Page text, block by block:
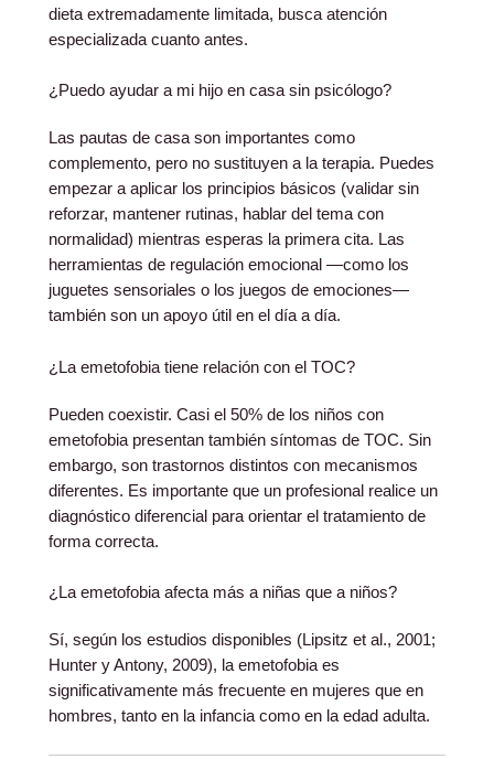
dieta extremadamente limitada, busca atención
especializada cuanto antes.
¿Puedo ayudar a mi hijo en casa sin psicólogo?
Las pautas de casa son importantes como
complemento, pero no sustituyen a la terapia. Puedes
empezar a aplicar los principios básicos (validar sin
reforzar, mantener rutinas, hablar del tema con
normalidad) mientras esperas la primera cita. Las
herramientas de regulación emocional —como los
juguetes sensoriales o los juegos de emociones—
también son un apoyo útil en el día a día.
¿La emetofobia tiene relación con el TOC?
Pueden coexistir. Casi el 50% de los niños con
emetofobia presentan también síntomas de TOC. Sin
embargo, son trastornos distintos con mecanismos
diferentes. Es importante que un profesional realice un
diagnóstico diferencial para orientar el tratamiento de
forma correcta.
¿La emetofobia afecta más a niñas que a niños?
Sí, según los estudios disponibles (Lipsitz et al., 2001;
Hunter y Antony, 2009), la emetofobia es
significativamente más frecuente en mujeres que en
hombres, tanto en la infancia como en la edad adulta.